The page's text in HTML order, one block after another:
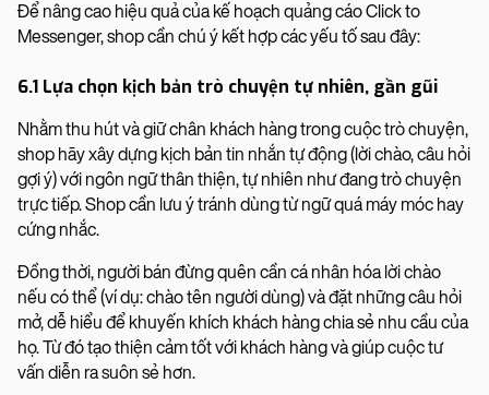
Để nâng cao hiệu quả của kế hoạch quảng cáo Click to
Messenger, shop cần chú ý kết hợp các yếu tố sau đây:
6.1 Lựa chọn kịch bản trò chuyện tự nhiên, gần gũi
Nhằm thu hút và giữ chân khách hàng trong cuộc trò chuyện,
shop hãy xây dựng kịch bản tin nhắn tự động (lời chào, câu hỏi
gợi ý) với ngôn ngữ thân thiện, tự nhiên như đang trò chuyện
trực tiếp. Shop cần lưu ý tránh dùng từ ngữ quá máy móc hay
cứng nhắc.
Đồng thời, người bán đừng quên cần cá nhân hóa lời chào
nếu có thể (ví dụ: chào tên người dùng) và đặt những câu hỏi
mở, dễ hiểu để khuyến khích khách hàng chia sẻ nhu cầu của
họ. Từ đó tạo thiện cảm tốt với khách hàng và giúp cuộc tư
vấn diễn ra suôn sẻ hơn.